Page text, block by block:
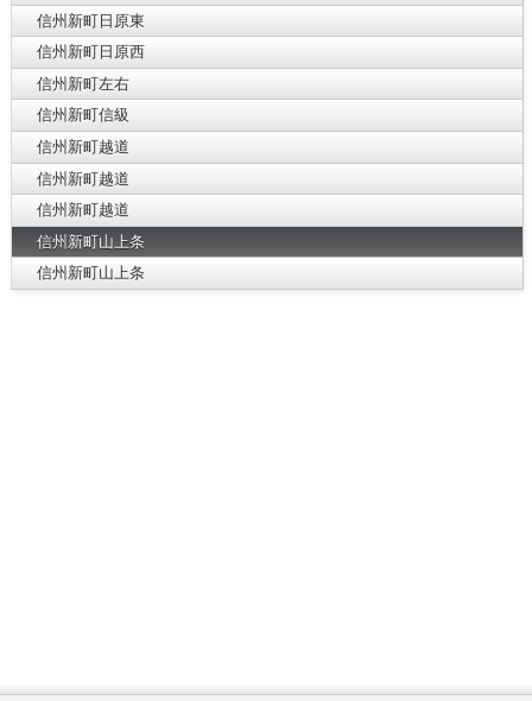
信州新町日原東
信州新町日原西
信州新町左右
信州新町信級
信州新町越道
信州新町越道
信州新町越道
信州新町山上条
信州新町山上条